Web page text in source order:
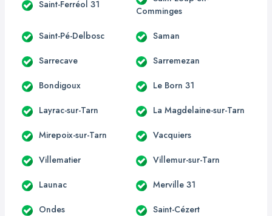
Saint-Ferréol 31
Comminges
Saint-Pé-Delbosc Saman
Sarrecave Sarremezan
Bondigoux Le Born 31
Layrac-sur-Tarn La Magdelaine-sur-Tarn
Mirepoix-sur-Tarn Vacquiers
Villematier Villemur-sur-Tarn
Launac Merville 31
Ondes Saint-Cézert